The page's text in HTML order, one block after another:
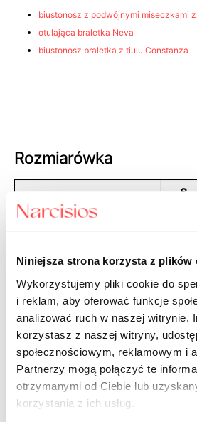
Niniejsza strona korzysta z plików
Wykorzystujemy pliki cookie do
i reklam, aby oferować funkcje
analizować ruch w naszej witrynie.
korzystasz z naszej witryny,
społecznościowym, reklamowym i
Partnerzy mogą połączyć te
otrzymanymi od Ciebie lub
korzystania z ich usług.
biustonosz z podwójnymi miseczkami
otulająca braletka Neva
biustonosz braletka z tiulu Constanza
Rozmiarówka
S
Biust (cm) 86-
Obwód pod biustem
70-
Modelka ma na sobie biustonosz
Skład: poliamid 85%, elastan 15%
Jak dobrać odpowiedni
biustonosza?
1. Zmierz się w najszerszym miejscu biustu,